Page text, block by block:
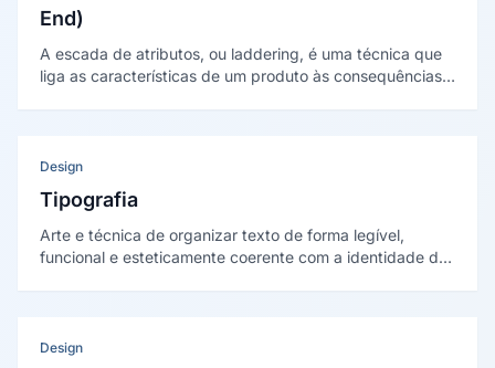
End)
A escada de atributos, ou laddering, é uma técnica que
liga as características de um produto às consequências
Design
Tipografia
Arte e técnica de organizar texto de forma legível,
funcional e esteticamente coerente com a identidade da
Design